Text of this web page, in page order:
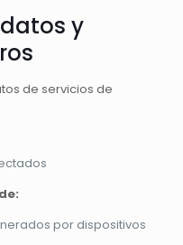
y
de servicios de
por dispositivos